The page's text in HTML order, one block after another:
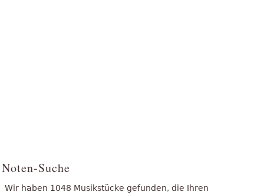
Noten-Suche
Wir haben 1048 Musikstücke gefunden, die Ihren